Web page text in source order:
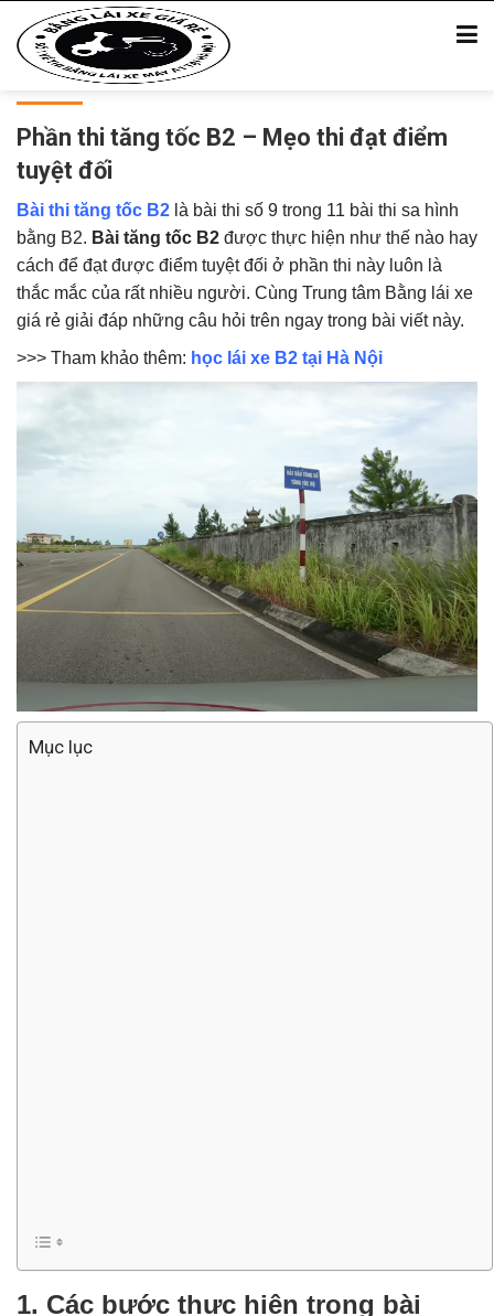
Phần thi tăng tốc B2 – Mẹo thi đạt điểm
tuyệt đối
Bài thi tăng tốc B2 là bài thi số 9 trong 11 bài thi sa hình
bằng B2. Bài tăng tốc B2 được thực hiện như thế nào hay
cách để đạt được điểm tuyệt đối ở phần thi này luôn là
thắc mắc của rất nhiều người. Cùng Trung tâm Bằng lái xe
giá rẻ giải đáp những câu hỏi trên ngay trong bài viết này.
>>> Tham khảo thêm: học lái xe B2 tại Hà Nội
Mục lục
1. Các bước thực hiện trong bài